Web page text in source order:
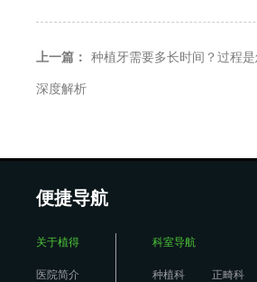
上一篇： 种植牙需要多长时间？过程
深度解析
便捷导航
关于植得
医院简介
科室导航
种植科
正畸科